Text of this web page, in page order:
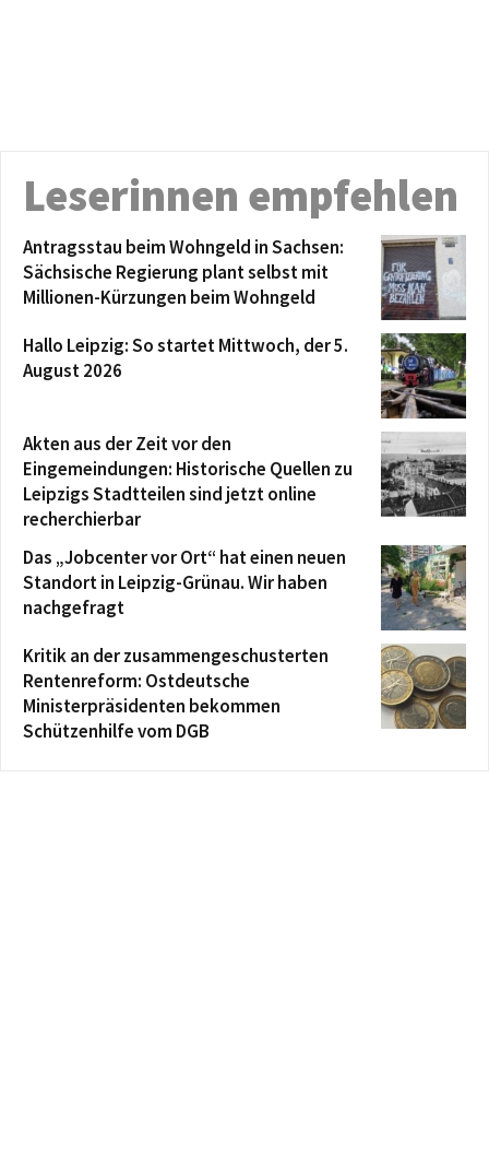
Leserinnen empfehlen
Antragsstau beim Wohngeld in Sachsen:
Sächsische Regierung plant selbst mit
Millionen-Kürzungen beim Wohngeld
Hallo Leipzig: So startet Mittwoch, der 5.
August 2026
Akten aus der Zeit vor den
Eingemeindungen: Historische Quellen zu
Leipzigs Stadtteilen sind jetzt online
recherchierbar
Das „Jobcenter vor Ort“ hat einen neuen
Standort in Leipzig-Grünau. Wir haben
nachgefragt
Kritik an der zusammengeschusterten
Rentenreform: Ostdeutsche
Ministerpräsidenten bekommen
Schützenhilfe vom DGB